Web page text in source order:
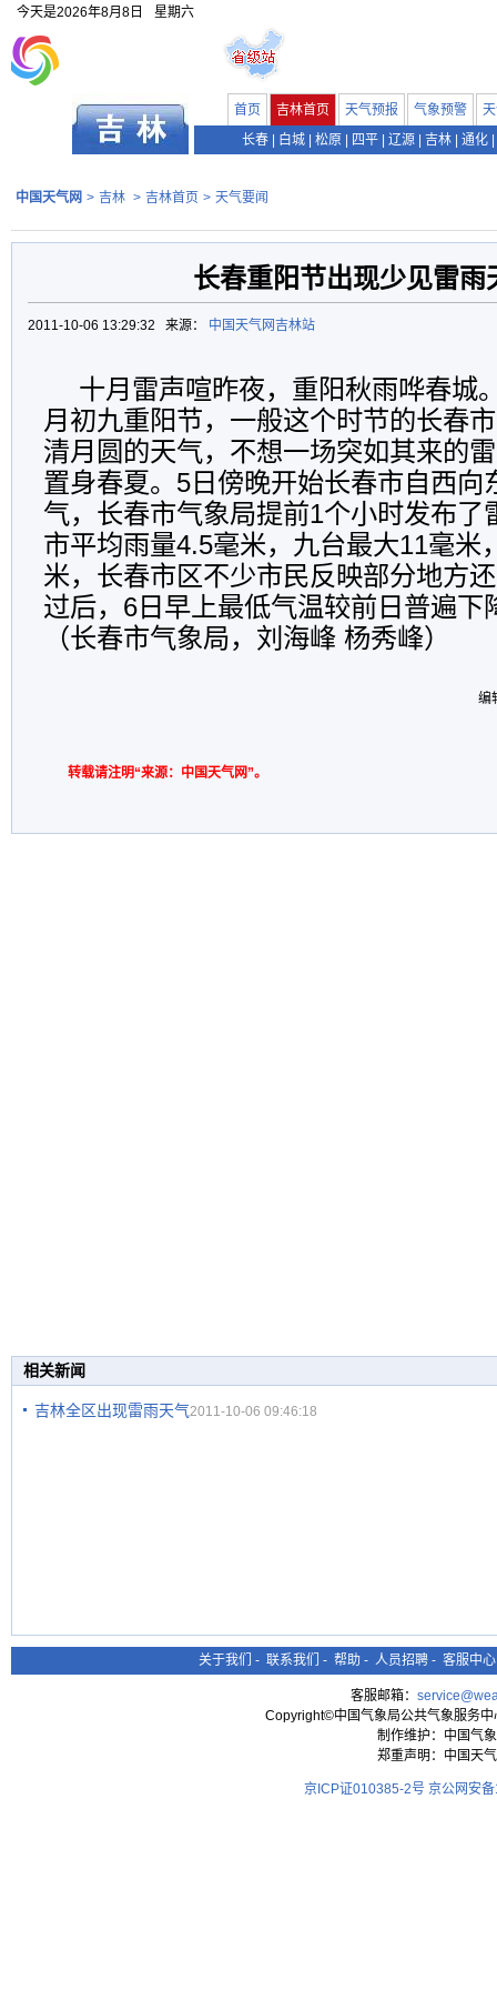
今天是2026年8月8日 星期六
首页 吉林首页 天气预报 气象预警
长春
白城 松原 四平 辽源 吉林 通化
中国天气网 > 吉林 > 吉林首页 > 天气要闻
长春重阳节出现少见雷雨
2011-10-06 13:29:32 来源： 中国天气网吉林站
十月雷声喧昨夜，重阳秋雨哗春城
月初九重阳节，一般这个时节的长春
清月圆的天气，不想一场突如其来的
置身春夏。5日傍晚开始长春市自西向
气，长春市气象局提前1个小时发布了
市平均雨量4.5毫米，九台最大11毫米
米，长春市区不少市民反映部分地方
过后，6日早上最低气温较前日普遍下
（长春市气象局，刘海峰 杨秀峰）
编
转载请注明“来源：中国天气网”。
相关新闻
吉林全区出现雷雨天气2011-10-06 09:46:18
关于我们 - 联系我们 - 帮助 - 人员招聘 - 客服中心
客服邮箱：
Copyright©中国气象局公共气象服务
制作维护：中国气
郑重声明：中国天
京ICP证010385-2号 京公网安